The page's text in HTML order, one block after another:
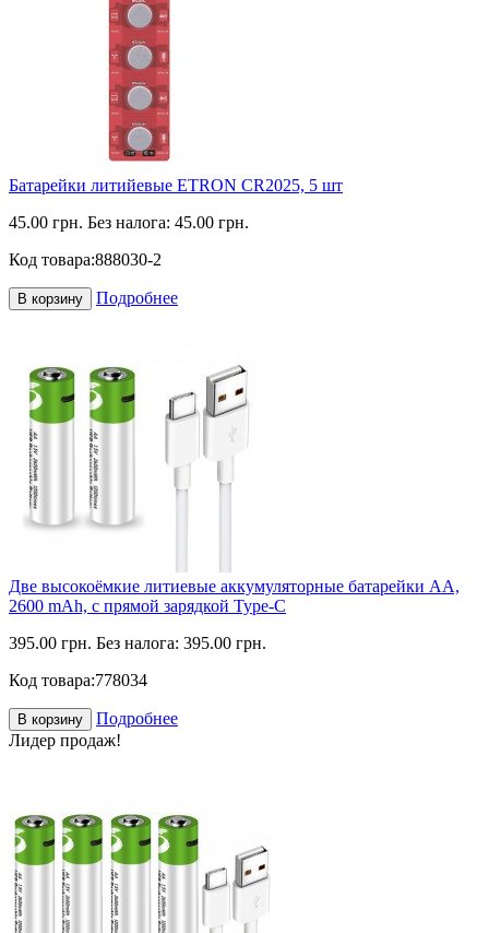
Батарейки литийевые ETRON CR2025, 5 шт
45.00 грн. Без налога: 45.00 грн.
Код товара:888030-2
В корзину Подробнее
Две высокоёмкие литиевые аккумуляторные батарейки АА,
2600 mAh, с прямой зарядкой Type-C
395.00 грн. Без налога: 395.00 грн.
Код товара:778034
В корзину
Подробнее
Лидер продаж!